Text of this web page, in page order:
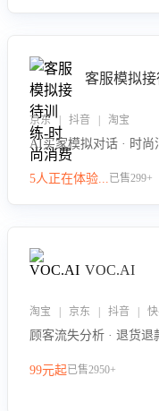
客服模拟
京东 | 抖音 | 淘宝
AI买家模拟对话 · 时尚
5人正在体验...已售299+
VOC.AI
淘宝 | 京东 | 抖音 | 快
顾客流失分析 · 退货退
99元起已售2950+